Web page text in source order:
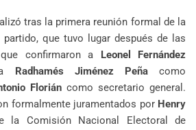
tras la primera reunión formal de la
que tuvo lugar después de las
confirmaron a Leonel Fernández
Radhamés Jiménez Peñacomo
Florián como secretario general.
formalmente juramentados por Henry
la Comisión Nacional Electoral de